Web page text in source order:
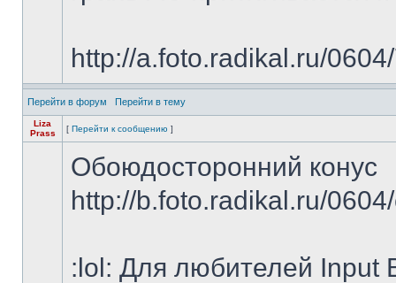
http://a.foto.radikal.ru/
Перейти в форум Перейти в тему
Liza
Prass
[ Перейти к сообщению ]
Обоюдосторонний конус
http://b.foto.radikal.ru/
:lol: Для любителей Input